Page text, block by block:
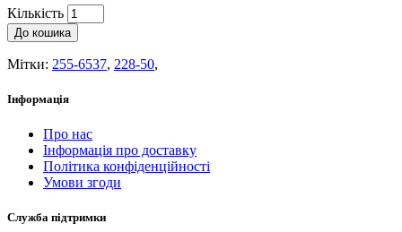
Кількість
До кошика
Мітки: 255-6537, 228-50,
Інформація
Про нас
Інформація про доставку
Політика конфіденційності
Умови згоди
Служба підтримки